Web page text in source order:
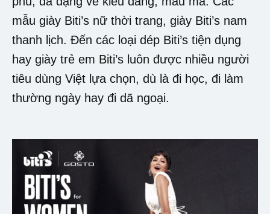
mẫu giày Biti’s nữ thời trang, giày Biti’s nam
thanh lịch. Đến các loại dép Biti’s tiện dụng
hay giày trẻ em Biti’s luôn được nhiều người
tiêu dùng Việt lựa chọn, dù là đi học, đi làm
thường ngày hay đi dã ngoại.